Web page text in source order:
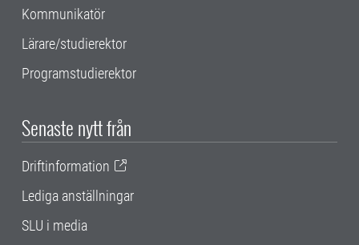
Kommunikatör
Lärare/studierektor
Programstudierektor
Senaste nytt från
Driftinformation
Lediga anställningar
SLU i media